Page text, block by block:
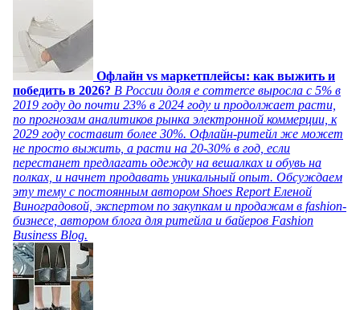
Офлайн vs маркетплейсы: как выжить и
победить в 2026? В России доля e commerce выросла с 5% в
2019 году до почти 23% в 2024 году и продолжает расти,
по прогнозам аналитиков рынка электронной коммерции, к
2029 году составит более 30%. Офлайн-ритейл же может
не просто выжить, а расти на 20-30% в год, если
перестанет предлагать одежду на вешалках и обувь на
полках, и начнет продавать уникальный опыт. Обсуждаем
эту тему с постоянным автором Shoes Report Еленой
Виноградовой, экспертом по закупкам и продажам в fashion-
бизнесе, автором блога для ритейла и байеров Fashion
Business Blog.